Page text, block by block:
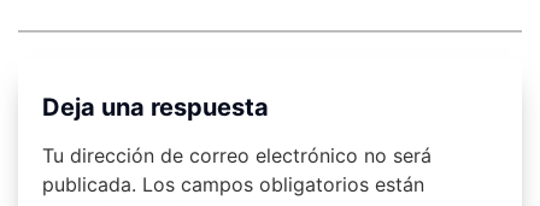
Deja una respuesta
Tu dirección de correo electrónico no será
publicada. Los campos obligatorios están